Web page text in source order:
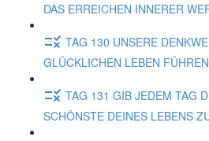
DAS ERREICHEN INNERER
TAG 130 UNSERE
GLÜCKLICHEN LEBEN
TAG 131 GIB JEDEM TAG
SCHÖNSTE DEINES LEBENS